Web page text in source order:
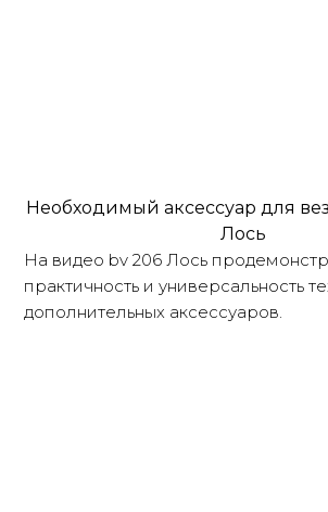
Необходимый аксессуар для
Лось
На видео bv 206 Лось
практичность и универсальность
дополнительных аксессуаров.